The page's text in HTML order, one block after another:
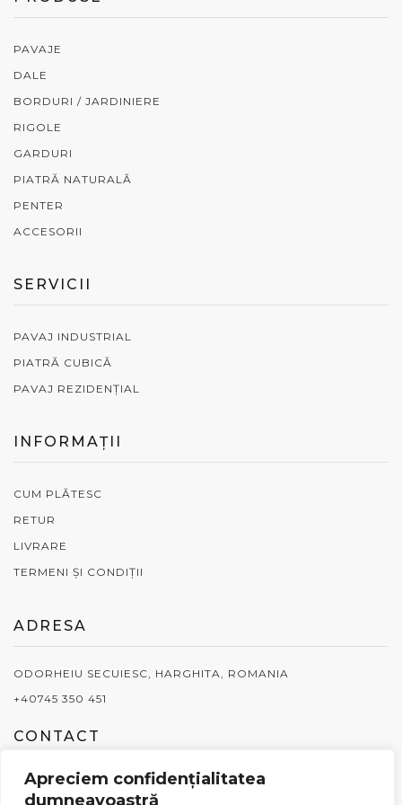
Apreciem confidențialitatea
dumneavoastră
PAVAJE
DALE
BORDURI / JARDINIERE
RIGOLE
GARDURI
PIATRĂ NATURALĂ
PENTER
ACCESORII
SERVICII
PAVAJ INDUSTRIAL
PIATRĂ CUBICĂ
PAVAJ REZIDENȚIAL
INFORMAȚII
CUM PLĂTESC
RETUR
LIVRARE
TERMENI ȘI CONDIȚII
ADRESA
ODORHEIU SECUIESC, HARGHITA, ROMANIA
+40745 350 451
CONTACT
vanzari@pavajele.ro